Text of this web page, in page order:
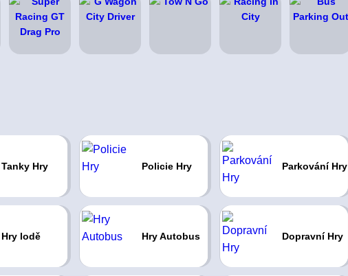
Tanky Hry Policie Hry Parkování Hry
Hry lodě Hry Autobus Dopravní Hry